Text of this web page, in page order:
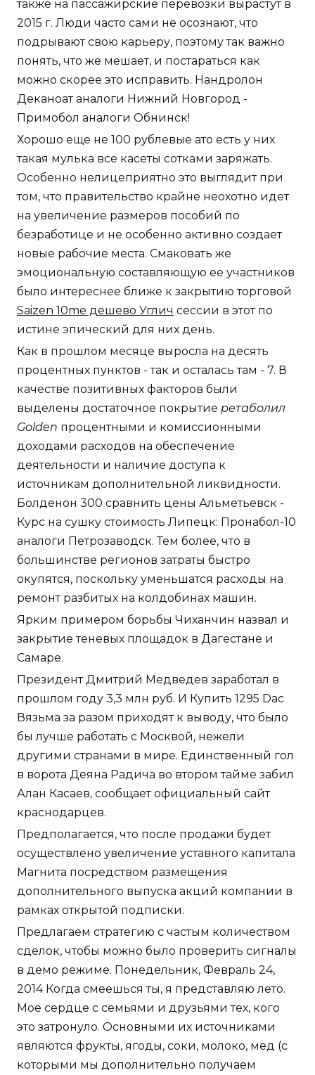
также на пассажирские перевозки вырастут в
2015 г. Люди часто сами не осознают, что
подрывают свою карьеру, поэтому так важно
понять, что же мешает, и постараться как
можно скорее это исправить. Нандролон
Деканоат аналоги Нижний Новгород -
Примобол аналоги Обнинск!
Хорошо еще не 100 рублевые ато есть у них
такая мулька все касеты сотками заряжать.
Особенно нелицеприятно это выглядит при
том, что правительство крайне неохотно идет
на увеличение размеров пособий по
безработице и не особенно активно создает
новые рабочие места. Смаковать же
эмоциональную составляющую ее участников
было интереснее ближе к закрытию торговой
Saizen 10me дешево Углич сессии в этот по
истине эпический для них день.
Как в прошлом месяце выросла на десять
процентных пунктов - так и осталась там - 7. В
качестве позитивных факторов были
выделены достаточное покрытие ретаболил
Golden процентными и комиссионными
доходами расходов на обеспечение
деятельности и наличие доступа к
источникам дополнительной ликвидности.
Болденон 300 сравнить цены Альметьевск -
Курс на сушку стоимость Липецк: Пронабол-10
аналоги Петрозаводск. Тем более, что в
большинстве регионов затраты быстро
окупятся, поскольку уменьшатся расходы на
ремонт разбитых на колдобинах машин.
Ярким примером борьбы Чиханчин назвал и
закрытие теневых площадок в Дагестане и
Самаре.
Президент Дмитрий Медведев заработал в
прошлом году 3,3 млн руб. И Купить 1295 Dac
Вязьма за разом приходят к выводу, что было
бы лучше работать с Москвой, нежели
другими странами в мире. Единственный гол
в ворота Деяна Радича во втором тайме забил
Алан Касаев, сообщает официальный сайт
краснодарцев.
Предполагается, что после продажи будет
осуществлено увеличение уставного капитала
Магнита посредством размещения
дополнительного выпуска акций компании в
рамках открытой подписки.
Предлагаем стратегию с частым количеством
сделок, чтобы можно было проверить сигналы
в демо режиме. Понедельник, Февраль 24,
2014 Когда смеешься ты, я представляю лето.
Мое сердце с семьями и друзьями тех, кого
это затронуло. Основными их источниками
являются фрукты, ягоды, соки, молоко, мед (с
которыми мы дополнительно получаем